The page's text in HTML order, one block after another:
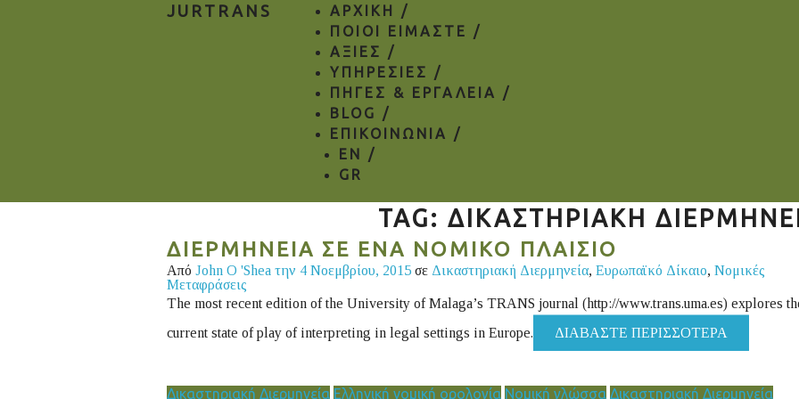
JURTRANS
ΑΡΧΙΚΗ /
ΠΟΙΟΙ ΕΙΜΑΣΤΕ /
ΑΞΙΕΣ /
ΥΠΗΡΕΣΙΕΣ /
ΠΗΓΕΣ & ΕΡΓΑΛΕΙΑ /
BLOG /
ΕΠΙΚΟΙΝΩΝΙΑ /
EN
/
GR
TAG: ΔΙΚΑΣΤΗΡΙΑΚΉ
ΔΙΕΡΜΗΝΕΙΑ ΣΕ ΕΝΑ ΝΟΜΙΚΟ ΠΛΑΙΣΙΟ
Από John O 'Shea την 4 Νοεμβρίου, 2015 σε Δικαστηριακή Διερμηνεία, Ευρωπαϊκό Δίκαιο, Νομικές
Μεταφράσεις
The most recent edition of the University of Malaga’s TRANS journal (http://www.trans.uma.es) explores
current state of play of interpreting in legal settings in Europe.
ΔΙΑΒΆΣΤΕ ΠΕΡΙΣΣΌΤΕΡΑ
Δικαστηριακή Διερμηνεία Ελληνική νομική ορολογία Νομική γλώσσα Δικαστηριακή Διερμηνεία